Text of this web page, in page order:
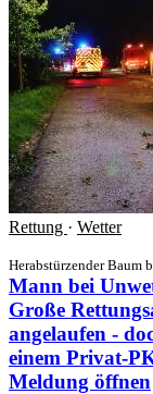
Rettung · Wetter
Herabstürzender Baum
Mann bei
Große
angelaufen -
einem Privat-
Meldung öffnen